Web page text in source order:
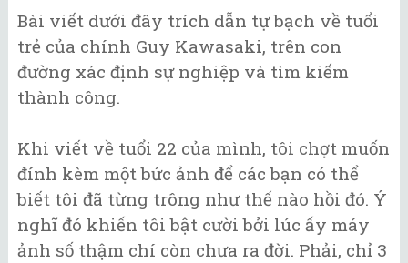
Bài viết dưới đây trích dẫn tự bạch về tuổi
trẻ của chính Guy Kawasaki, trên con
đường xác định sự nghiệp và tìm kiếm
thành công.
Khi viết về tuổi 22 của mình, tôi chợt muốn
đính kèm một bức ảnh để các bạn có thể
biết tôi đã từng trông như thế nào hồi đó. Ý
nghĩ đó khiến tôi bật cười bởi lúc ấy máy
ảnh số thậm chí còn chưa ra đời. Phải, chỉ 3